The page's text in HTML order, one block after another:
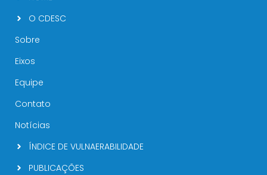
O CDESC
Sobre
Eixos
Equipe
Contato
Notícias
ÍNDICE DE VULNAERABILIDADE
PUBLICAÇÕES